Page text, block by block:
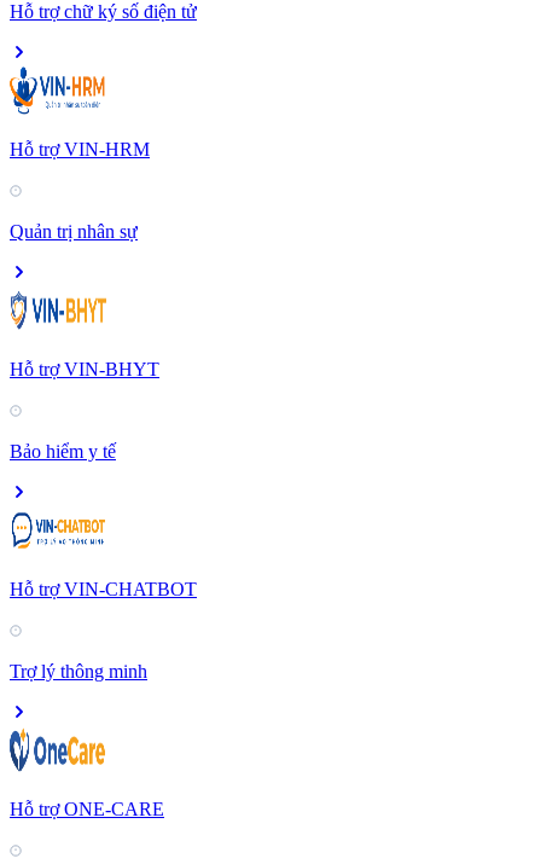
Hỗ trợ chữ ký số điện tử
Hỗ trợ VIN-HRM
Quản trị nhân sự
Hỗ trợ VIN-BHYT
Bảo hiểm y tế
Hỗ trợ VIN-CHATBOT
Trợ lý thông minh
Hỗ trợ ONE-CARE